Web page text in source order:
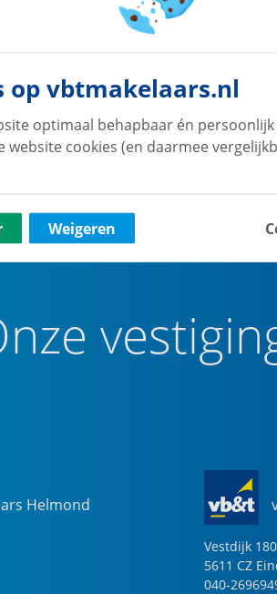
Helmond
Vestdijk 180
5611 CZ
040-
op vbtmakelaars.nl
optimaal behapbaar én
website cookies (en daarmee
Weigeren